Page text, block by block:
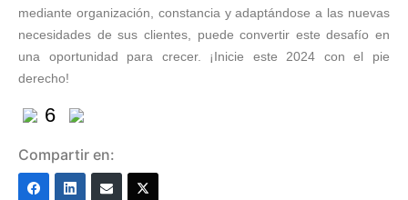
mediante organización, constancia y adaptándose a las nuevas
necesidades de sus clientes, puede convertir este desafío en
una oportunidad para crecer. ¡Inicie este 2024 con el pie
derecho!
6
Compartir en: